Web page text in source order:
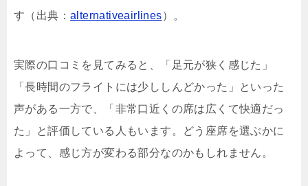
す（出典： alternativeairlines）。
実際の口コミを見てみると、「足元が狭く感じた」
「長時間のフライトには少ししんどかった」といった
声がある一方で、「非常口近くの席は広くて快適だっ
た」と評価している人もいます。どう座席を選ぶかに
よって、感じ方が変わる部分なのかもしれません。